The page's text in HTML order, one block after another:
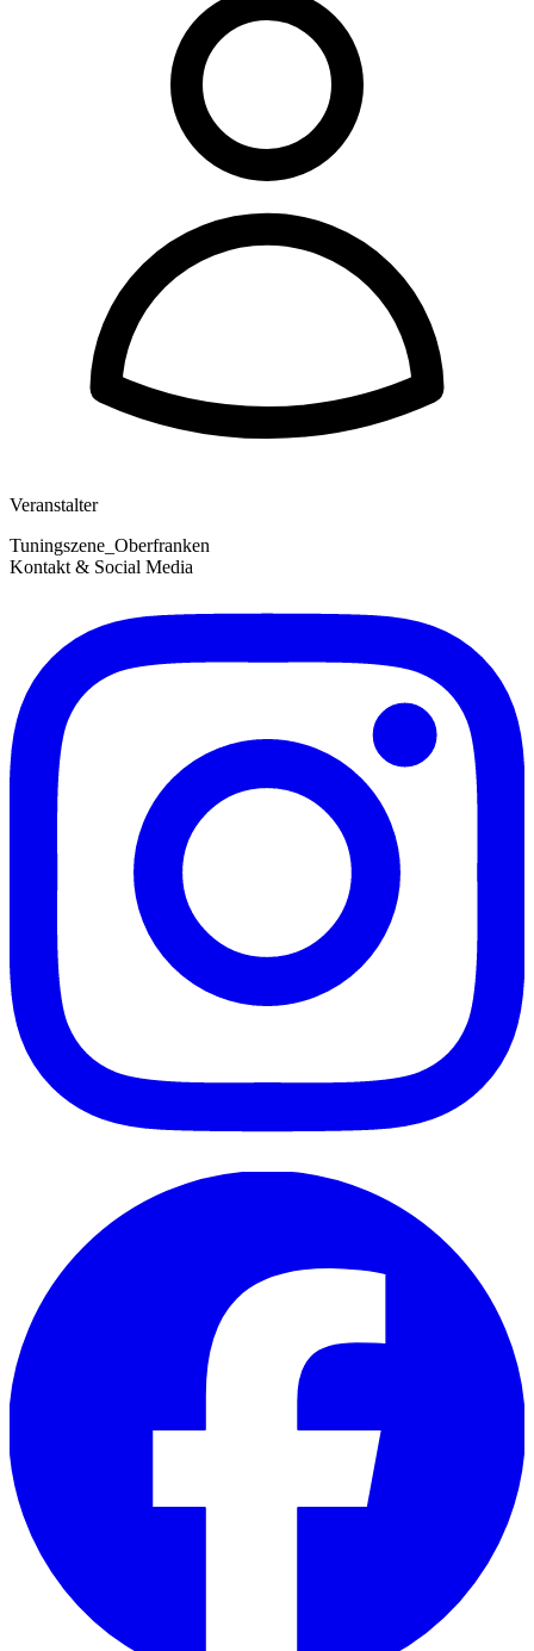
Veranstalter
Tuningszene_Oberfranken
Kontakt & Social Media